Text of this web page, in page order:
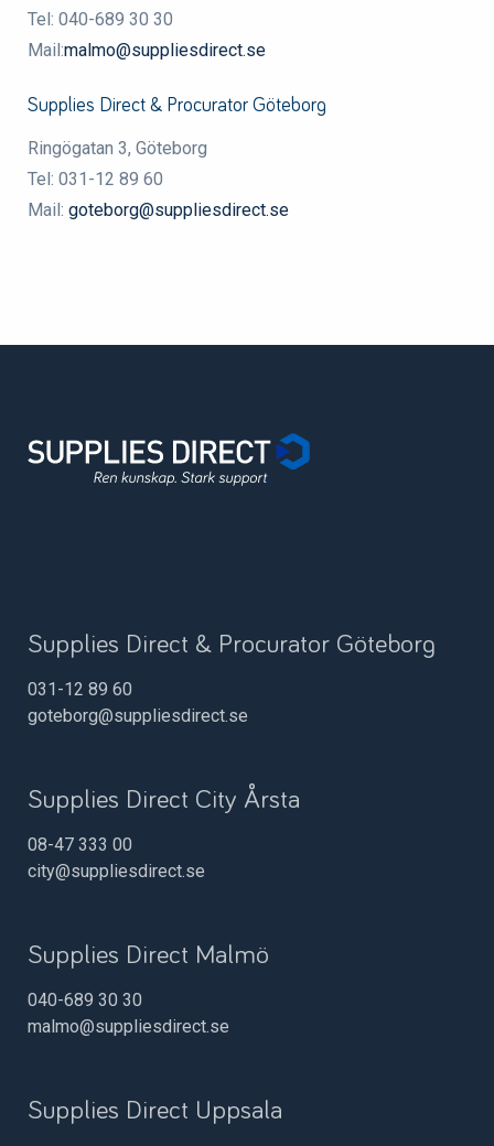
Tel: 040-689 30 30
Mail:malmo@suppliesdirect.se
Supplies Direct & Procurator Göteborg
Ringögatan 3, Göteborg
Tel: 031-12 89 60
Mail: goteborg@suppliesdirect.se
Supplies Direct & Procurator Göteborg
031-12 89 60
goteborg@suppliesdirect.se
Supplies Direct City Årsta
08-47 333 00
city@suppliesdirect.se
Supplies Direct Malmö
040-689 30 30
malmo@suppliesdirect.se
Supplies Direct Uppsala